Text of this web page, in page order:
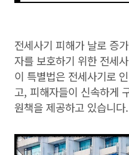
전세사기 피해가 날로 증
자를 보호하기 위한 전세
이 특별법은 전세사기로
고, 피해자들이 신속하게
원책을 제공하고 있습니다.